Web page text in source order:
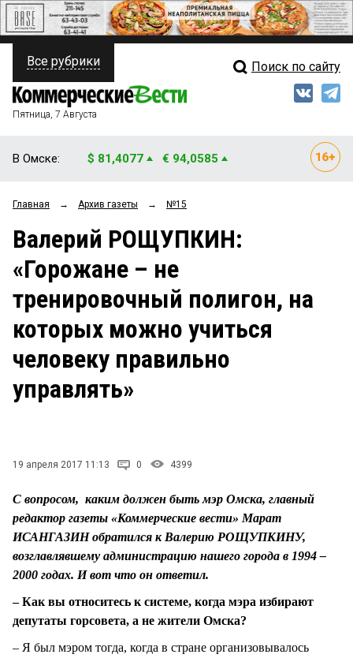
ПОЛИТИКА
ФИНАНСЫ
ОБЩЕСТВО
ЗАКОН
НОВОСТИ КОМПАНИЙ
СТИЛЬ ЖИЗНИ
Свежий выпуск
Рейтинги
Архив
Все рубрики Поиск по сайту
Пятница, 7 Августа
В Омске: $ 81,4077 € 94,0585
Главная → Архив газеты → №15
Валерий РОЩУПКИН:
«Горожане – не
тренировочный полигон, на
которых можно учиться
человеку правильно
управлять»
19 апреля 2017 11:13 0 4399
С вопросом, каким должен быть мэр Омска, главный
редактор газеты «Коммерческие вести» Марат
ИСАНГАЗИН обратился к Валерию РОЩУПКИНУ,
возглавлявшему администрацию нашего города в 1994 –
2000 годах. И вот что он ответил.
– Как вы относитесь к системе, когда мэра избирают
депутаты горсовета, а не жители Омска?
– Я был мэром тогда, когда в стране организовывалось